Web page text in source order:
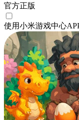
官方正版
使用小米游戏中心